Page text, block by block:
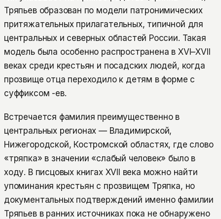
Тряпьев образован по модели патронимических
притяжательных прилагательных, типичной для
центральных и северных областей России. Такая
модель была особенно распространена в XVI–XVII
веках среди крестьян и посадских людей, когда
прозвище отца переходило к детям в форме с
суффиксом -ев.
Встречается фамилия преимущественно в
центральных регионах — Владимирской,
Нижегородской, Костромской областях, где слово
«тряпка» в значении «слабый человек» было в
ходу. В писцовых книгах XVII века можно найти
упоминания крестьян с прозвищем Тряпка, но
документальных подтверждений именно фамилии
Тряпьев в ранних источниках пока не обнаружено